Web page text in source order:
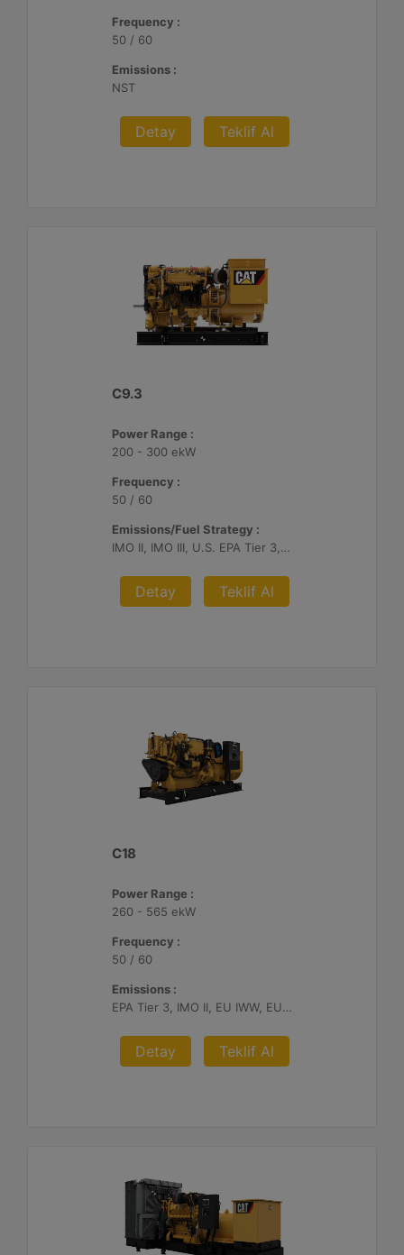
Frequency :
50 / 60
Emissions :
NST
Detay Teklif Al
C9.3
Power Range :
200 - 300 ekW
Frequency :
50 / 60
Emissions/Fuel Strategy :
IMO II, IMO III, U.S. EPA Tier 3, China II
Detay Teklif Al
C18
Power Range :
260 - 565 ekW
Frequency :
50 / 60
Emissions :
EPA Tier 3, IMO II, EU IWW, EU Stage V, China II
Detay Teklif Al